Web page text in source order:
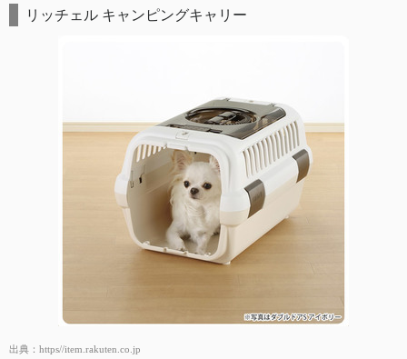
リッチェル キャンピングキャリー
出典： https//item.rakuten.co.jp